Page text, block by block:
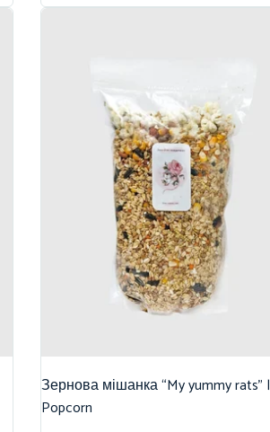
Зернова мішанка “My yummy rats” |
Popcorn